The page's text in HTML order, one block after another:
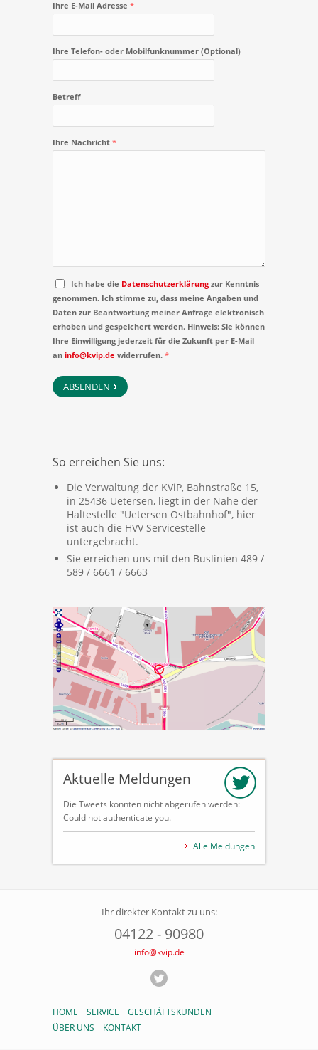
Ihre E-Mail Adresse *
Ihre Telefon- oder Mobilfunknummer (Optional)
Betreff
Ihre Nachricht *
Ich habe die Datenschutzerklärung zur Kenntnis
genommen. Ich stimme zu, dass meine Angaben und
Daten zur Beantwortung meiner Anfrage elektronisch
erhoben und gespeichert werden. Hinweis: Sie können
Ihre Einwilligung jederzeit für die Zukunft per E-Mail
an info@kvip.de widerrufen. *
So erreichen Sie uns:
Die Verwaltung der KViP, Bahnstraße 15,
in 25436 Uetersen, liegt in der Nähe der
Haltestelle "Uetersen Ostbahnhof", hier
ist auch die HVV Servicestelle
untergebracht.
Sie erreichen uns mit den Buslinien 489 /
589 / 6661 / 6663
Aktuelle Meldungen
Die Tweets konnten nicht abgerufen werden:
Could not authenticate you.
Alle Meldungen
Ihr direkter Kontakt zu uns:
04122 - 90980
info@kvip.de
HOME SERVICE
GESCHÄFTSKUNDEN
ÜBER UNS
KONTAKT